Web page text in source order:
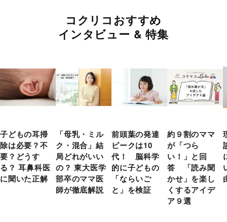
コクリコおすすめ
インタビュー & 特集
子どもの耳掃
除は必要？不
要？どうす
る？ 耳鼻科医
に聞いた正解
「母乳・ミル
ク・混合」結
局どれがいい
の？ 東大医学
部卒のママ医
師が徹底解説
前頭葉の発達
ピークは10
代！ 脳科学
的に子どもの
「ならいご
と」を検証
約９割のママ
が「つら
い！」と回
答 「読み聞
かせ」を楽し
くするアイデ
ア９選